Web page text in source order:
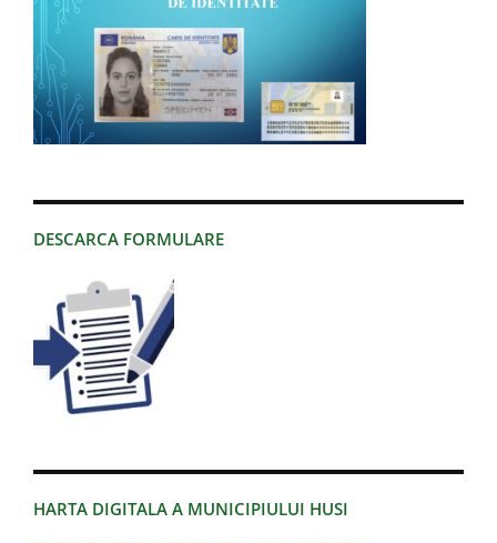
DESCARCA FORMULARE
HARTA DIGITALA A MUNICIPIULUI HUSI